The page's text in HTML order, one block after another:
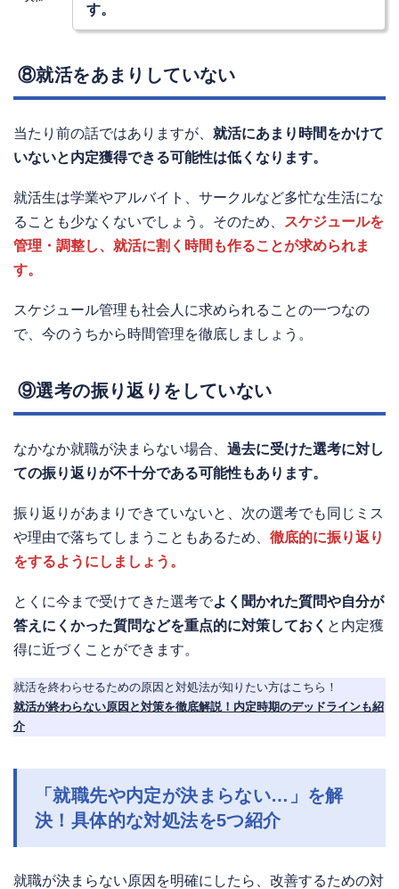
す。
⑧就活をあまりしていない
当たり前の話ではありますが、 就活にあまり時間をかけて
いないと内定獲得できる可能性は低くなります。
就活生は学業やアルバイト、サークルなど多忙な生活にな
ることも少なくないでしょう。そのため、
スケジュールを
管理・調整し、就活に割く時間も作ることが求められま
す。
スケジュール管理も社会人に求められることの一つなの
で、今のうちから時間管理を徹底しましょう。
⑨選考の振り返りをしていない
なかなか就職が決まらない場合、 過去に受けた選考に対し
ての振り返りが不十分である可能性もあります。
振り返りがあまりできていないと、次の選考でも同じミス
や理由で落ちてしまうこともあるため、 徹底的に振り返り
をするようにしましょう。
とくに今まで受けてきた選考でよく聞かれた質問や自分が
答えにくかった質問などを重点的に対策しておく と内定獲
得に近づくことができます。
就活を終わらせるための原因と対処法が知りたい方はこちら！
就活が終わらない原因と対策を徹底解説！内定時期のデッドラインも紹
介
「就職先や内定が決まらない…」を解
決！具体的な対処法を5つ紹介
就職が決まらない原因を明確にしたら、改善するための対